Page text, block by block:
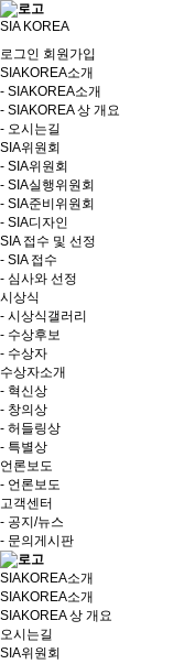
SIA KOREA
로그인 회원가입
SIAKOREA소개
- SIAKOREA소개
- SIAKOREA 상 개요
- 오시는길
SIA위원회
- SIA위원회
- SIA실행위원회
- SIA준비위원회
- SIA디자인
SIA 접수 및 선정
- SIA 접수
- 심사와 선정
시상식
- 시상식갤러리
- 수상후보
- 수상자
수상자소개
- 혁신상
- 창의상
- 허들링상
- 특별상
언론보도
- 언론보도
고객센터
- 공지/뉴스
- 문의게시판
SIAKOREA소개
SIAKOREA소개
SIAKOREA 상 개요
오시는길
SIA위원회